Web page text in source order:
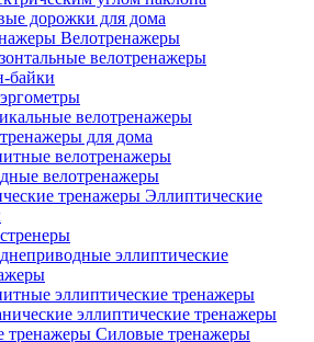
дорожки для дома
Велотренажеры
велотренажеры
байки
велотренажеры
для дома
велотренажеры
велотренажеры
Эллиптические
эллиптические
эллиптические тренажеры
эллиптические тренажеры
Силовые тренажеры